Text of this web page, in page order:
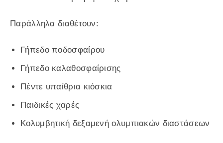
Παράλληλα διαθέτουν:
Γήπεδο ποδοσφαίρου
Γήπεδο καλαθοσφαίρισης
Πέντε υπαίθρια κιόσκια
Παιδικές χαρές
Κολυμβητική δεξαμενή ολυμπιακών διαστάσεων